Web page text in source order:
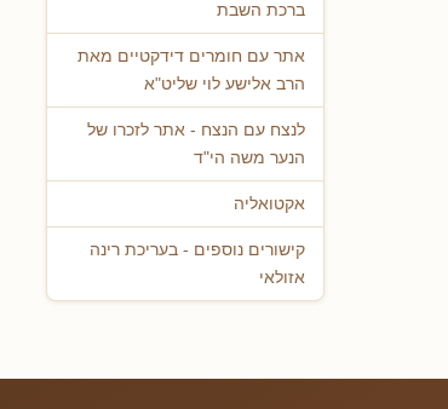
ברכת השבת
אתר עם חומרים דידקטיים מאת
הרב אלישע לוי שליט"א
לנצח עם הנצח - אתר לזכרו של
הנער משה הי"ד
אקטואליה
קישורים נוספים - בעריכת רינה
אזולאי